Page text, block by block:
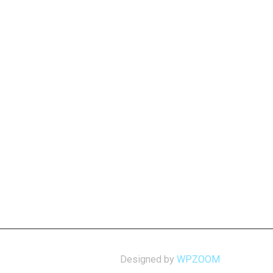
Designed by WPZOOM